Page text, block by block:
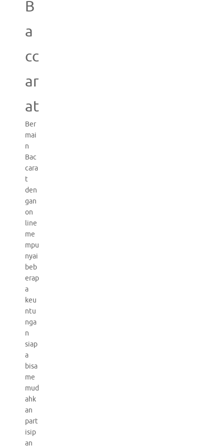
B
a
cc
ar
at
Ber
mai
n
Bac
cara
t
den
gan
on
line
me
mpu
nyai
beb
erap
a
keu
ntu
nga
n
siap
a
bisa
me
mud
ahk
an
part
isip
an